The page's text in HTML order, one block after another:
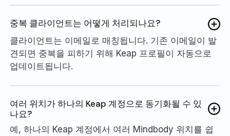
중복 클라이언트는 어떻게 처리되나요?
클라이언트는 이메일로 매칭됩니다. 기존 이메일이 발
견되면 중복을 피하기 위해 Keap 프로필이 자동으로
업데이트됩니다.
여러 위치가 하나의 Keap 계정으로 동기화될 수 있
나요?
예, 하나의 Keap 계정에서 여러 Mindbody 위치를 쉽